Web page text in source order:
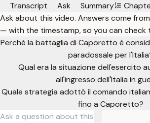
Transcript
Ask Summary
Ask about this video. Answers come
— with the timestamp, so you can check
Perché la battaglia di Caporetto è
paradossale per
Qual era la situazione dell'esercito
all'ingresso dell'Italia in
Quale strategia adottò il comando
fino a Caporetto?